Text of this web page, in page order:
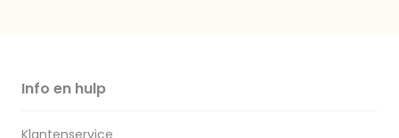
Info en hulp
Klantenservice